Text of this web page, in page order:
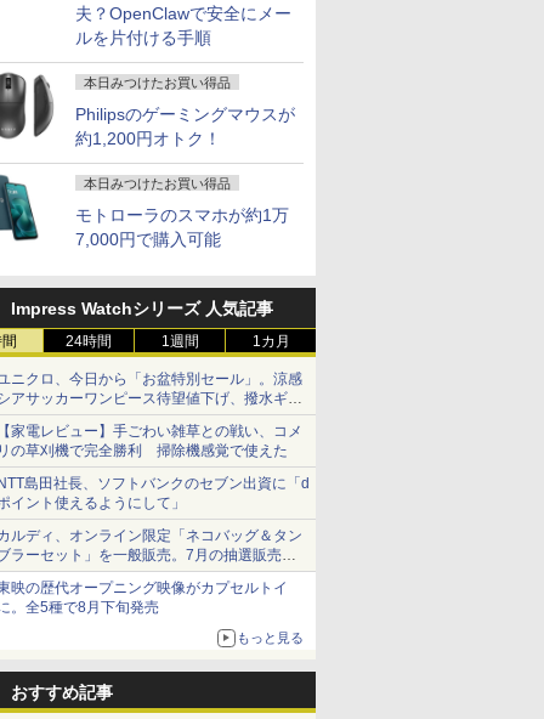
夫？OpenClawで安全にメー
ルを片付ける手順
本日みつけたお買い得品
Philipsのゲーミングマウスが
約1,200円オトク！
本日みつけたお買い得品
モトローラのスマホが約1万
7,000円で購入可能
Impress Watchシリーズ 人気記事
24時間 1週間 1カ月
ニクロ、今日から「お盆特別セール」。涼感
アサッカーワンピース待望値下げ、撥水ギア
ョーツは1990円に
家電レビュー】手ごわい雑草との戦い、コメ
の草刈機で完全勝利 掃除機感覚で使えた
島田社長、ソフトバンクのセブン出資に「d
イント使えるようにして」
ルディ、オンライン限定「ネコバッグ＆タン
ラーセット」を一般販売。7月の抽選販売の
選無効分
映の歴代オープニング映像がカプセルトイ
。全5種で8月下旬発売
もっと見る
おすすめ記事